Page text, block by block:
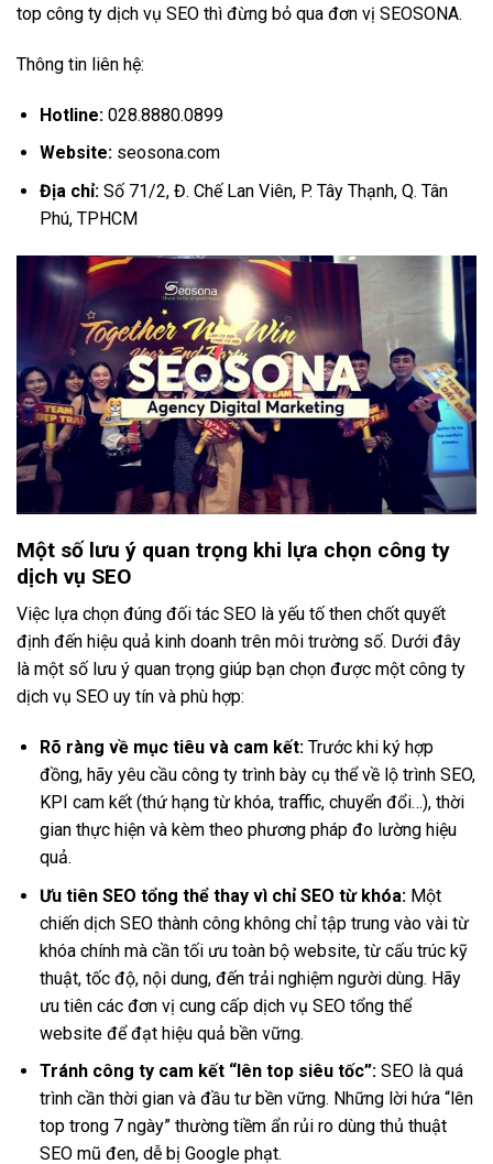
top công ty dịch vụ SEO thì đừng bỏ qua đơn vị SEOSONA.
Thông tin liên hệ:
Hotline:028.8880.0899
Website:seosona.com
Địa chỉ:Số 71/2, Đ. Chế Lan Viên, P. Tây Thạnh, Q. Tân
Phú, TPHCM
Một số lưu ý quan trọng khi lựa chọn công ty
dịch vụ SEO
Việc lựa chọn đúng đối tác SEO là yếu tố then chốt quyết
định đến hiệu quả kinh doanh trên môi trường số. Dưới đây
là một số lưu ý quan trọng giúp bạn chọn được một công ty
dịch vụ SEO uy tín và phù hợp:
Rõ ràng về mục tiêu và cam kết:Trước khi ký hợp
đồng, hãy yêu cầu công ty trình bày cụ thể về lộ trình SEO,
KPI cam kết (thứ hạng từ khóa, traffic, chuyển đổi…), thời
gian thực hiện và kèm theo phương pháp đo lường hiệu
quả.
Ưu tiên SEO tổng thể thay vì chỉ SEO từ khóa:Một
chiến dịch SEO thành công không chỉ tập trung vào vài từ
khóa chính mà cần tối ưu toàn bộ website, từ cấu trúc kỹ
thuật, tốc độ, nội dung, đến trải nghiệm người dùng. Hãy
ưu tiên các đơn vị cung cấp dịch vụ SEO tổng thể
website để đạt hiệu quả bền vững.
Tránh công ty cam kết “lên top siêu tốc”:SEO là quá
trình cần thời gian và đầu tư bền vững. Những lời hứa “lên
top trong 7 ngày” thường tiềm ẩn rủi ro dùng thủ thuật
SEO mũ đen, dễ bị Google phạt.